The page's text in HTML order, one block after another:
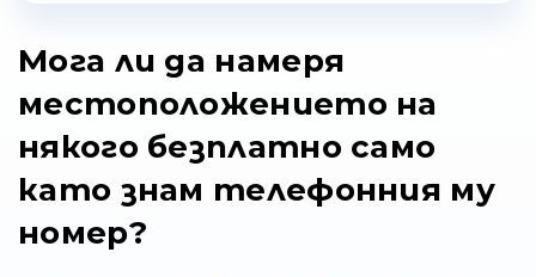
Мога ли да намеря
местоположението на
някого безплатно само
като знам телефонния му
номер?